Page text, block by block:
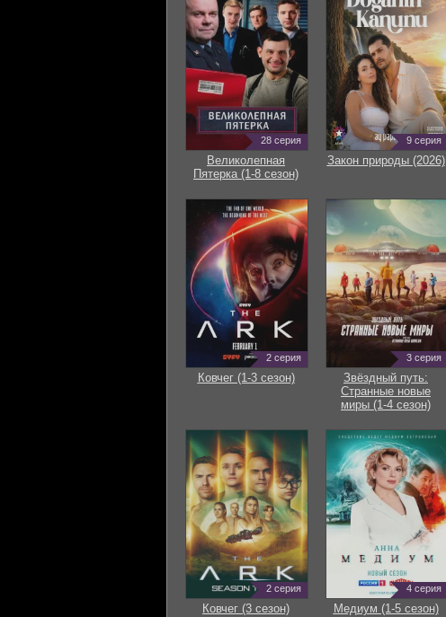
28 серия
Великолепная
Пятерка (1-8 сезон)
9 серия
Закон природы (2026)
2 серия
Ковчег (1-3 сезон)
3 серия
Звёздный путь:
Странные новые
миры (1-4 сезон)
2 серия
Ковчег (3 сезон)
4 серия
Медиум (1-5 сезон)